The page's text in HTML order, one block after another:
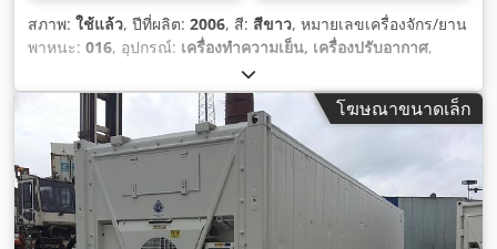
สภาพ: ใช้แล้ว, ปีที่ผลิต: 2006, สี: สีขาว, หมายเลขเครื่องจักร/ยาน
พาหนะ: 016, อุปกรณ์: เครื่องทำความเย็น, เครื่องปรับอากาศ,
โฆษณาขนาดเล็ก